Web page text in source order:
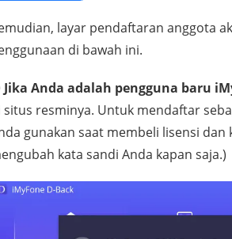
layar pendaftaran anggota
di bawah ini.
Jika Anda adalah pengguna baru
situs resminya. Untuk mendaftar
gunakan saat membeli lisensi
kata sandi Anda kapan saja.)